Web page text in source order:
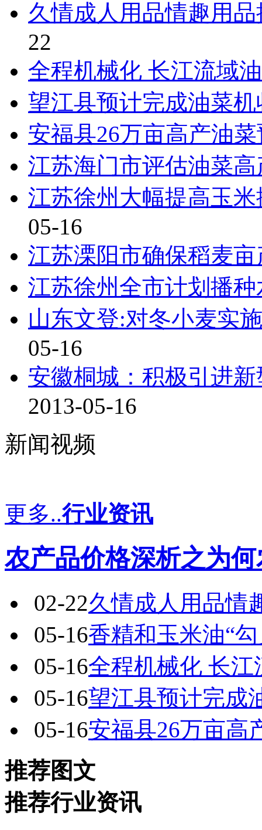
久情成人用品情趣用
22
全程机械化 长江流域
望江县预计完成油菜
安福县26万亩高产油
江苏海门市评估油菜
江苏徐州大幅提高玉
05-16
江苏溧阳市确保稻麦亩
江苏徐州全市计划播种
山东文登:对冬小麦实
05-16
安徽桐城：积极引进
2013-05-16
新闻视频
更多..行业资讯
农产品价格深析之为
02-22久情成人用品情
05-16香精和玉米油“
05-16全程机械化 长
05-16望江县预计完成
05-16安福县26万亩高
推荐图文
推荐行业资讯